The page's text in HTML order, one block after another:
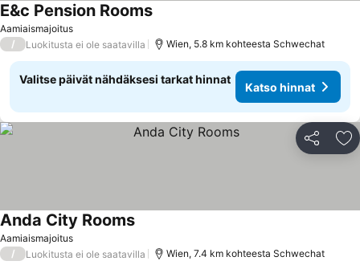
Aamiaismajoitus
E&c Pension Rooms
/ Luokitusta ei ole saatavilla Wien, 5.8 km kohteesta Schwechat
Valitse päivät nähdäksesi tarkat hinnat
Katso hinnat
Jaa
Aamiaismajoitus
Anda City Rooms
/ Luokitusta ei ole saatavilla Wien, 7.4 km kohteesta Schwechat